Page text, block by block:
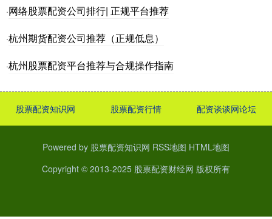
·网络股票配资公司排行| 正规平台推荐
·杭州期货配资公司推荐（正规低息）
·杭州股票配资平台推荐与合规操作指南
股票配资知识网 股票配资行情 配资谈谈网论坛
Powered by 股票配资知识网 RSS地图 HTML地图
Copyright © 2013-2025 股票配资财经网 版权所有